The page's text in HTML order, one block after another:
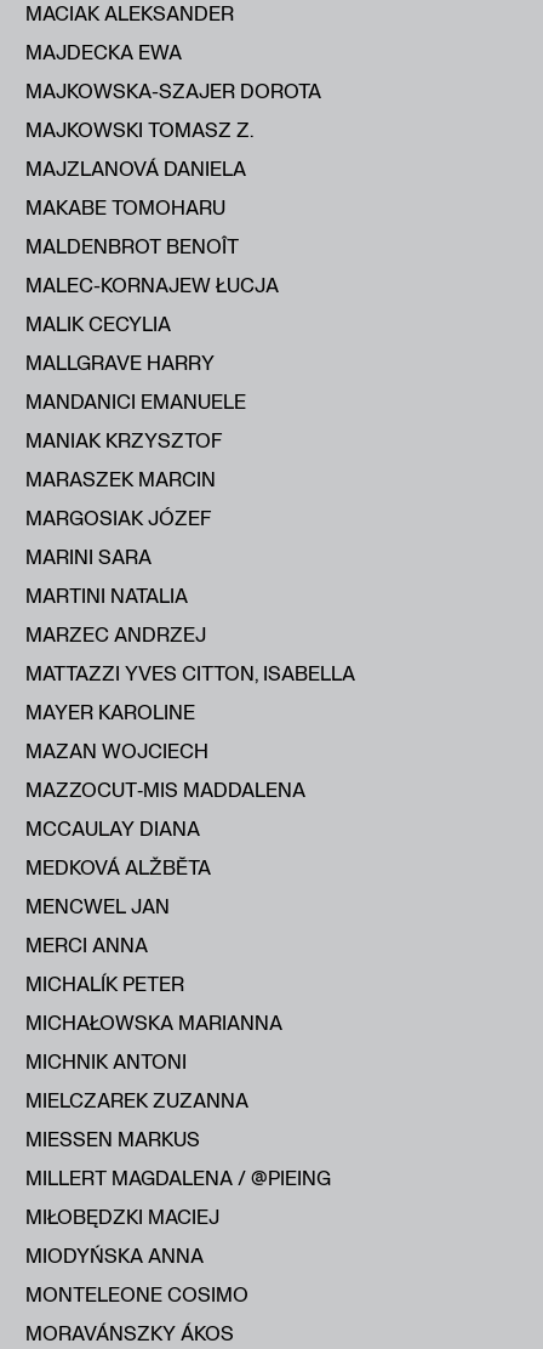
MACIAK ALEKSANDER
MAJDECKA EWA
MAJKOWSKA-SZAJER DOROTA
MAJKOWSKI TOMASZ Z.
MAJZLANOVÁ DANIELA
MAKABE TOMOHARU
MALDENBROT BENOÎT
MALEC-KORNAJEW ŁUCJA
MALIK CECYLIA
MALLGRAVE HARRY
MANDANICI EMANUELE
MANIAK KRZYSZTOF
MARASZEK MARCIN
MARGOSIAK JÓZEF
MARINI SARA
MARTINI NATALIA
MARZEC ANDRZEJ
MATTAZZI YVES CITTON, ISABELLA
MAYER KAROLINE
MAZAN WOJCIECH
MAZZOCUT‑MIS MADDALENA
MCCAULAY DIANA
MEDKOVÁ ALŽBĔTA
MENCWEL JAN
MERCI ANNA
MICHALÍK PETER
MICHAŁOWSKA MARIANNA
MICHNIK ANTONI
MIELCZAREK ZUZANNA
MIESSEN MARKUS
MILLERT MAGDALENA / @PIEING
MIŁOBĘDZKI MACIEJ
MIODYŃSKA ANNA
MONTELEONE COSIMO
MORAVÁNSZKY ÁKOS